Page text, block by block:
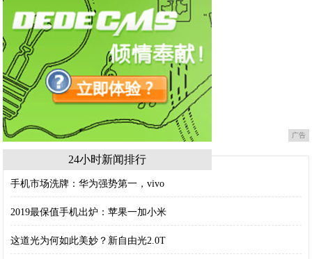
广告
24小时新闻排行
手机市场洗牌：华为强势第一，vivo
2019最保值手机出炉：苹果一加小米
这道光为何如此美妙？新自由光2.0T